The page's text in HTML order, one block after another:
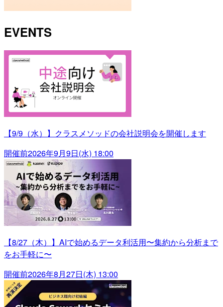
EVENTS
【9/9（水）】クラスメソッドの会社説明会を開催します
開催前2026年9月9日(水) 18:00
【8/27（木）】AIで始めるデータ利活用〜集約から分析まで
をお手軽に〜
開催前2026年8月27日(木) 13:00